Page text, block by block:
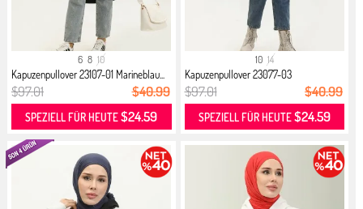
6 8 10
Kapuzenpullover 23107-01 Marineblau...
$97.01 $40.99
SPEZIELL FÜR HEUTE$24.59
10 14
Kapuzenpullover 23077-03
Anthrazitgold
$97.01 $40.99
SPEZIELL FÜR HEUTE$24.59